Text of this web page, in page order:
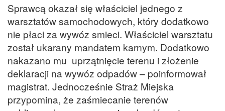
Sprawcą okazał się właściciel jednego z
warsztatów samochodowych, który dodatkowo
nie płaci za wywóz smieci. Właściciel warsztatu
został ukarany mandatem karnym. Dodatkowo
nakazano mu uprzątnięcie terenu i złożenie
deklaracji na wywóz odpadów – poinformował
magistrat. Jednocześnie Straż Miejska
przypomina, że zaśmiecanie terenów